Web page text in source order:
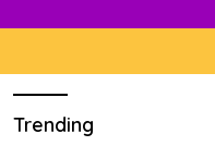
Trending